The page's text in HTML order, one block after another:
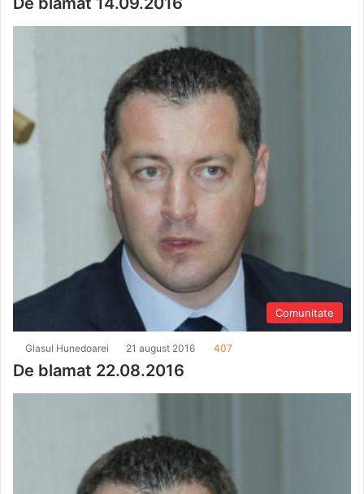
Comunitate
Glasul Hunedoarei 21 august 2016 407
De blamat 22.08.2016